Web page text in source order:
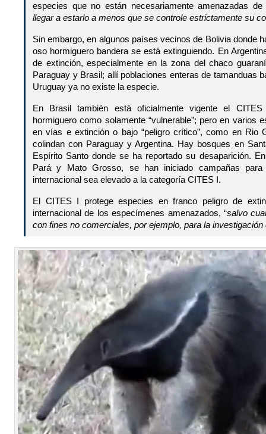
especies que no están necesariamente amenazadas
llegar a estarlo a menos que se controle estrictamente su
Sin embargo, en algunos países vecinos de Bolivia donde
oso hormiguero bandera se está extinguiendo. En
de extinción, especialmente en la zona del chaco
Paraguay y Brasil; allí poblaciones enteras de tamanduas
Uruguay ya no existe la especie.
En Brasil también está oficialmente vigente el
hormiguero como solamente “vulnerable”; pero en varios
en vías e extinción o bajo “peligro crítico”, como en Rio
colindan con Paraguay y Argentina. Hay bosques en
Espírito Santo donde se ha reportado su desaparición.
Pará y Mato Grosso, se han iniciado campañas
internacional sea elevado a la categoría CITES I.
El CITES I protege especies en franco peligro de
internacional de los especímenes amenazados, “salvo
con fines no comerciales, por ejemplo, para la investigación